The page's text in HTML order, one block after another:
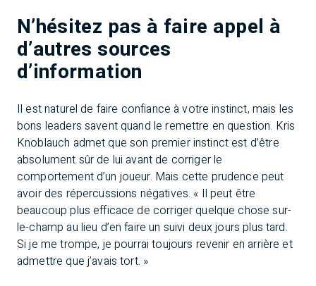
N’hésitez pas à faire appel à
d’autres sources
d’information
Il est naturel de faire confiance à votre instinct, mais les
bons leaders savent quand le remettre en question. Kris
Knoblauch admet que son premier instinct est d’être
absolument sûr de lui avant de corriger le
comportement d’un joueur. Mais cette prudence peut
avoir des répercussions négatives. « Il peut être
beaucoup plus efficace de corriger quelque chose sur-
le-champ au lieu d’en faire un suivi deux jours plus tard.
Si je me trompe, je pourrai toujours revenir en arrière et
admettre que j’avais tort. »